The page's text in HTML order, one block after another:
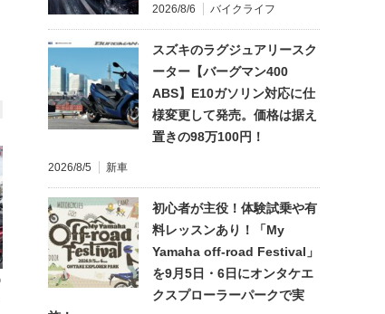
2026/8/6 バイクライフ
スズキのラグジュアリースク
ーター【バーグマン400
ABS】E10ガソリン対応に仕
様変更して発売。価格は据え
置きの98万100円！
2026/8/5 新車
初心者が主役！体験試乗や有
料レッスンあり！「My
Yamaha off-road Festival」
を9月5日・6日にオンタケエ
クスプローラーパークで実